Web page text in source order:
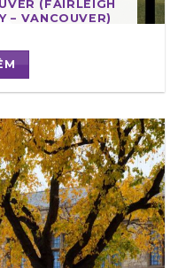
(FAIRLEIGH
– VANCOUVER)